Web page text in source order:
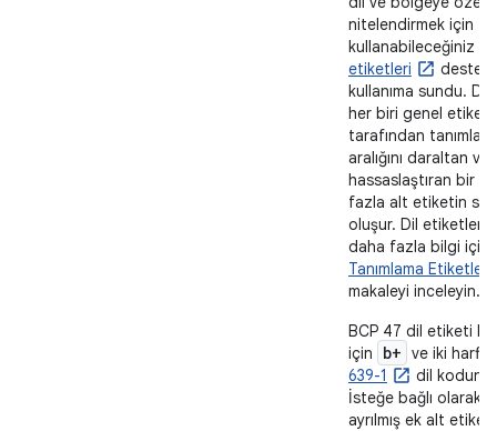
nitelendirmek için
kullanabileceğiniz
etiketleri
kullanıma sundu.
her biri genel etiket
tarafından
aralığını daraltan
hassaslaştıran bir
fazla alt etiketin
oluşur. Dil etiketleri
daha fazla bilgi için
Tanımlama Etiketleri
makaleyi inceleyin.
BCP 47 dil etiketi
için
b+ ve iki harfli
639-1
dil kodunu
İsteğe bağlı olarak,
ayrılmış ek alt